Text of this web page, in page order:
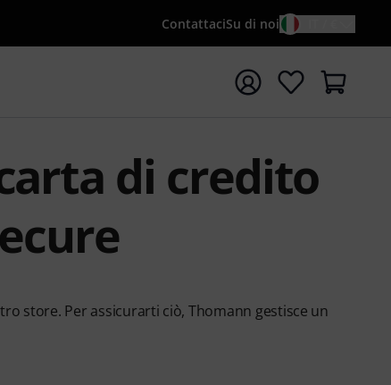
ContattaciSu di noi
la ricerca con il termine di ricerca {searchTerm}
di credito
store. Per assicurarti ciò, Thomann gestisce un